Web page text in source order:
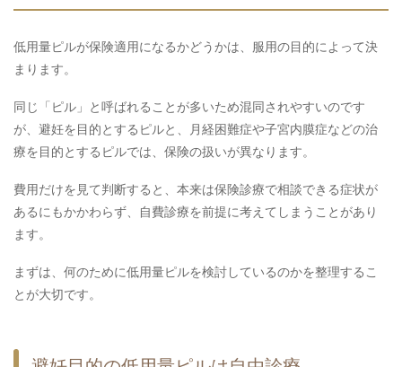
低用量ピルが保険適用になるかどうかは、服用の目的によって決
まります。
同じ「ピル」と呼ばれることが多いため混同されやすいのです
が、避妊を目的とするピルと、月経困難症や子宮内膜症などの治
療を目的とするピルでは、保険の扱いが異なります。
費用だけを見て判断すると、本来は保険診療で相談できる症状が
あるにもかかわらず、自費診療を前提に考えてしまうことがあり
ます。
まずは、何のために低用量ピルを検討しているのかを整理するこ
とが大切です。